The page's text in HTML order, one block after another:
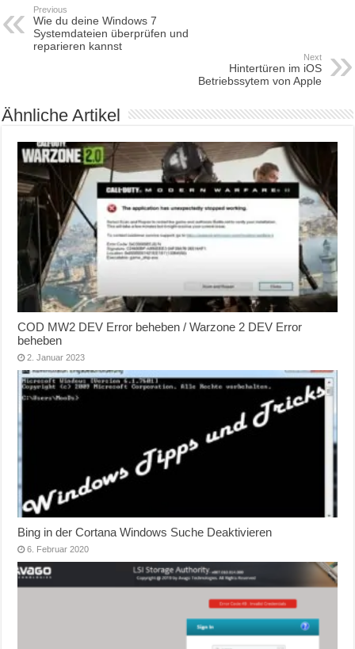
Previous
Wie du deine Windows 7
Systemdateien überprüfen und
reparieren kannst
Next
Hintertüren im iOS
Betriebssytem von Apple
Ähnliche Artikel
COD MW2 DEV Error beheben / Warzone 2 DEV Error
beheben
2. Januar 2023
Bing in der Cortana Windows Suche Deaktivieren
6. Februar 2020